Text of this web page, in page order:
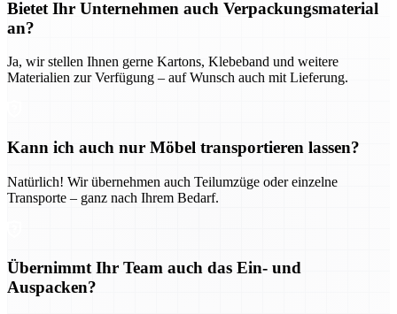
Bietet Ihr Unternehmen auch Verpackungsmaterial
an?
Ja, wir stellen Ihnen gerne Kartons, Klebeband und weitere
Materialien zur Verfügung – auf Wunsch auch mit Lieferung.
Kann ich auch nur Möbel transportieren lassen?
Natürlich! Wir übernehmen auch Teilumzüge oder einzelne
Transporte – ganz nach Ihrem Bedarf.
Übernimmt Ihr Team auch das Ein- und
Auspacken?